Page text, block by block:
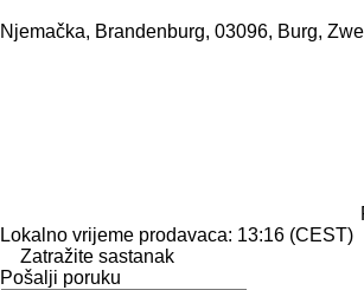
Njemačka, Brandenburg, 03096, Burg,
Lokalno vrijeme prodavaca: 13:16 (CEST)
Zatražite sastanak
Pošalji poruku